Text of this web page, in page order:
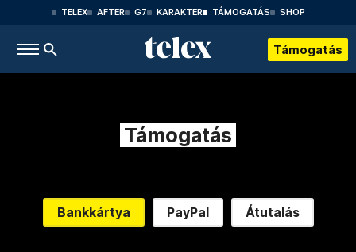
TELEX AFTER G7 KARAKTER TÁMOGATÁS SHOP
Támogatás
Támogatás
Bankkártya PayPal Átutalás